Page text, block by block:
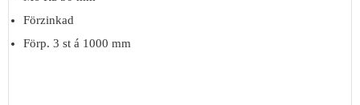
Förzinkad
Förp. 3 st á 1000 mm